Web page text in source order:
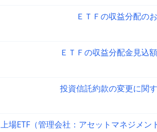
ＥＴＦの収益分配の
ＥＴＦの収益分配金見込
投資信託約款の変更に関
上場ETF（管理会社：アセットマネジメ